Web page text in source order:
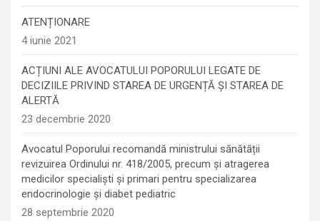
ATENȚIONARE
4 iunie 2021
ACȚIUNI ALE AVOCATULUI POPORULUI LEGATE DE
DECIZIILE PRIVIND STAREA DE URGENȚĂ ȘI STAREA DE
ALERTĂ
23 decembrie 2020
Avocatul Poporului recomandă ministrului sănătății
revizuirea Ordinului nr. 418/2005, precum și atragerea
medicilor specialiști și primari pentru specializarea
endocrinologie şi diabet pediatric
28 septembrie 2020